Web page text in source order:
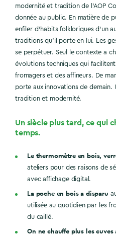
modernité et tradition de l’AOP
donnée au public. En matière de
enfiler d’habits folkloriques d’un
traditions qu’il porte en lui. Les
se perpétuer. Seul le contexte a
évolutions techniques qui
fromagers et des affineurs. De
porte aux innovations de demain.
tradition et modernité.
Un siècle plus tard, ce qui
temps.
Le thermomètre en bois,
ateliers pour des raisons de
avec affichage digital.
La poche en bois a disparu
utilisée au quotidien par les
du caillé.
On ne chauffe plus les